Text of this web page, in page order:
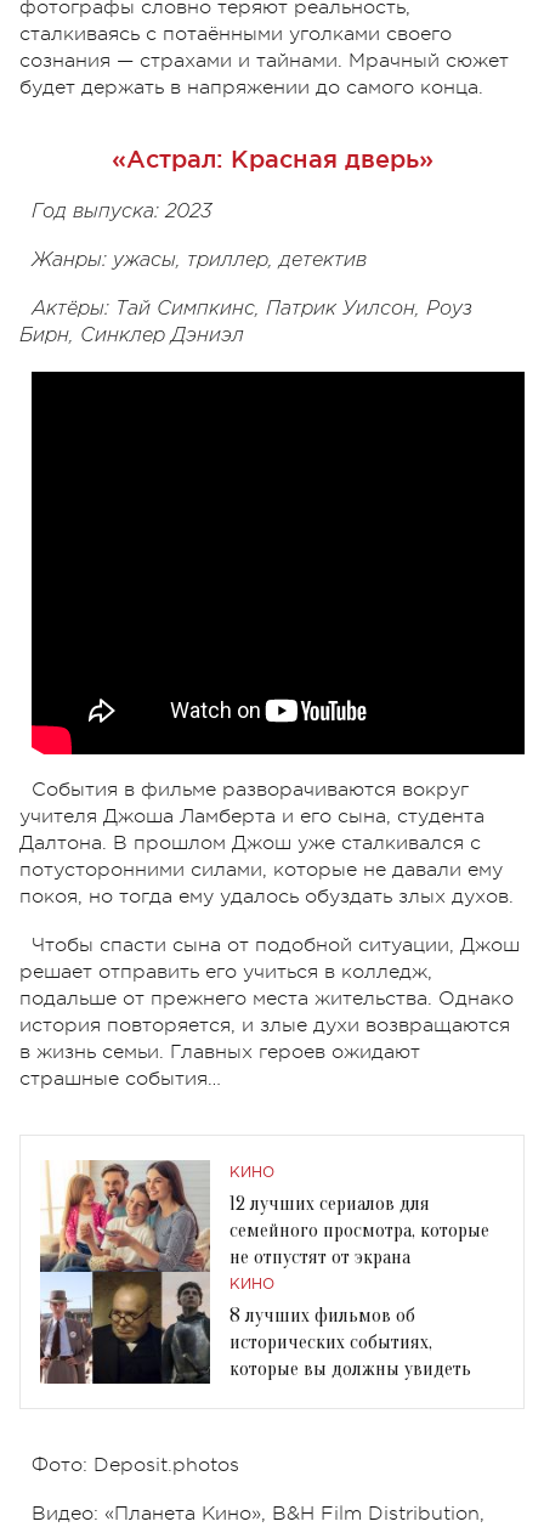
фотографы словно теряют реальность,
сталкиваясь с потаёнными уголками своего
сознания — страхами и тайнами. Мрачный сюжет
будет держать в напряжении до самого конца.
«Астрал: Красная дверь»
Год выпуска: 2023
Жанры: ужасы, триллер, детектив
Актёры: Тай Симпкинс, Патрик Уилсон, Роуз
Бирн, Синклер Дэниэл
События в фильме разворачиваются вокруг
учителя Джоша Ламберта и его сына, студента
Далтона. В прошлом Джош уже сталкивался с
потусторонними силами, которые не давали ему
покоя, но тогда ему удалось обуздать злых духов.
Чтобы спасти сына от подобной ситуации, Джош
решает отправить его учиться в колледж,
подальше от прежнего места жительства. Однако
история повторяется, и злые духи возвращаются
в жизнь семьи. Главных героев ожидают
страшные события…
КИНО
12 лучших сериалов для
семейного просмотра, которые
не отпустят от экрана
КИНО
8 лучших фильмов об
исторических событиях,
которые вы должны увидеть
Фото: Deposit.photos
Видео: «Планета Кино», B&H Film Distribution,